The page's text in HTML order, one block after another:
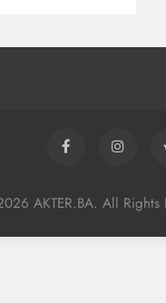
AKTER.BA. All Rights